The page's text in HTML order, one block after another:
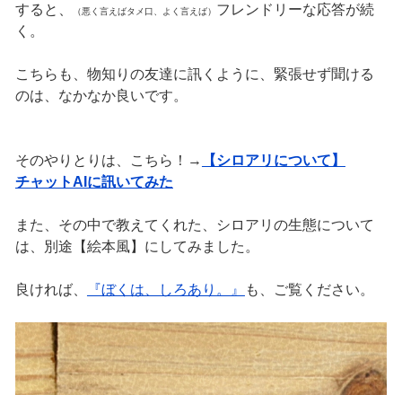
すると、 （悪く言えばタメ口、よく言えば） フレンドリーな応答が続
く。
こちらも、物知りの友達に訊くように、緊張せず聞ける
のは、なかなか良いです。
そのやりとりは、こちら！→
【シロアリについて】
チャットAIに訊いてみた
また、その中で教えてくれた、シロアリの生態について
は、別途【絵本風】にしてみました。
良ければ、 『ぼくは、しろあり。』 も、ご覧ください。